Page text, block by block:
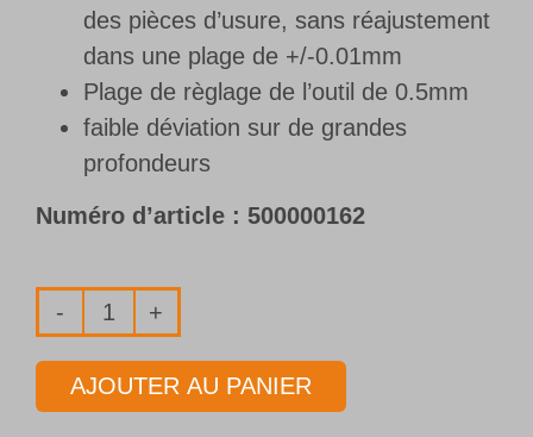
des pièces d’usure, sans réajustement
dans une plage de +/-0.01mm
Plage de règlage de l’outil de 0.5mm
faible déviation sur de grandes
profondeurs
Numéro d’article : 500000162
quantité
de
Système
AJOUTER AU PANIER